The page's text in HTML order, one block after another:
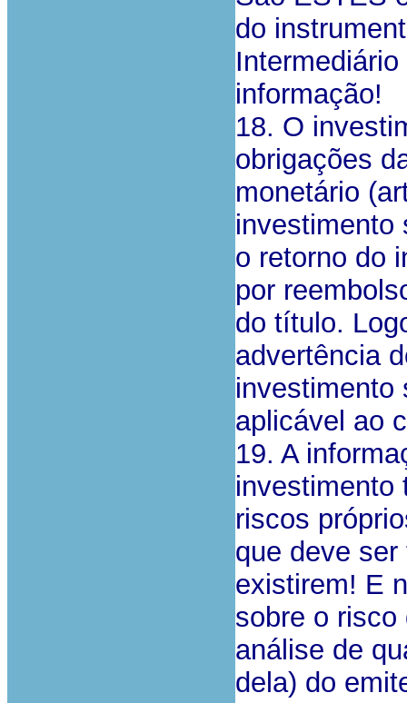
do
informação!
18. O
obrigações
monetário
investimento
o retorno do
por
do título.
advertência
investimento
aplicável ao
19. A
investimento
riscos
que deve
existirem! E
sobre o
análise de
dela) do